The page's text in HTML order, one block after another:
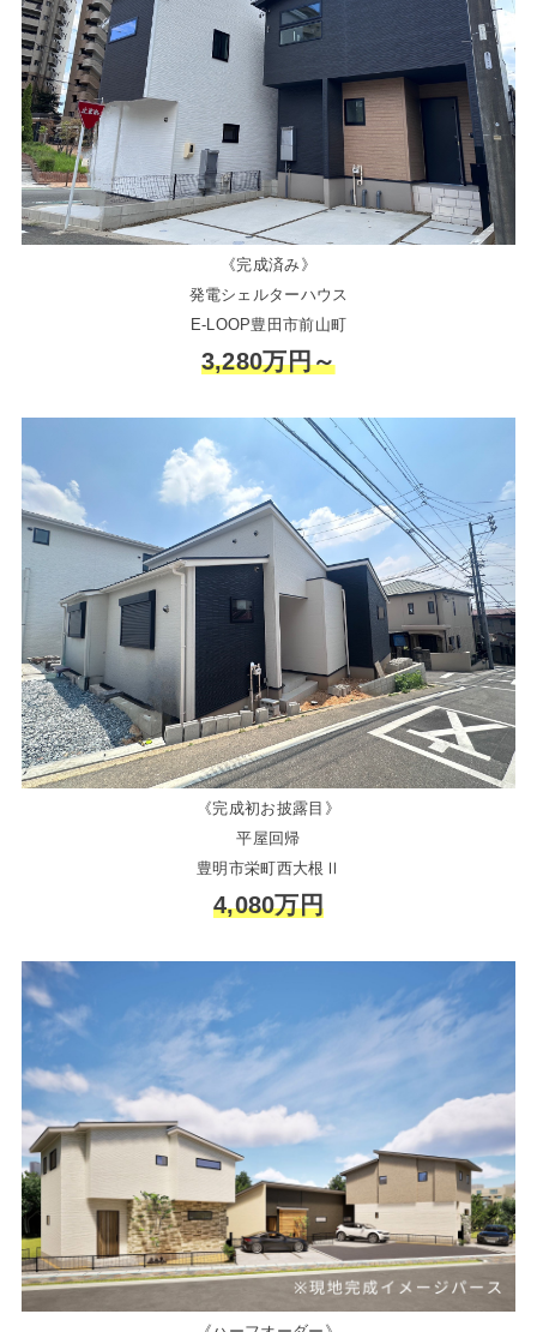
《完成済み》
発電シェルターハウス
E-LOOP豊田市前山町
3,280万円～
《完成初お披露目》
平屋回帰
豊明市栄町西大根Ⅱ
4,080万円